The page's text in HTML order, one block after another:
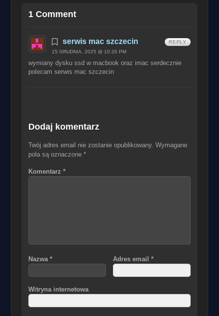
1 Comment
serwis mac szczecin
15 GRUDNIA, 2025 @ 10:26 PM
wymiany dysku ssd w macbook oraz imac serdecznie
polecam serwis mac szczecin
REPLY
Dodaj komentarz
Twój adres email nie zostanie opublikowany. Wymagane
pola są oznaczone *
Komentarz *
Nazwa * Adres email *
Witryna internetowa